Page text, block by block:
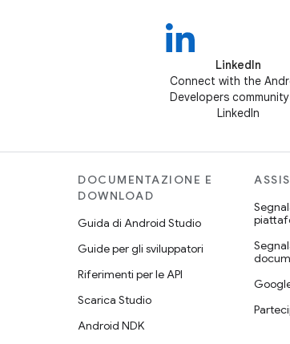
LinkedIn
Connect with the
Developers
LinkedIn
DOCUMENTAZIONE E
DOWNLOAD
Guida di Android Studio
Guide per gli sviluppatori
Riferimenti per le API
Scarica Studio
Android NDK